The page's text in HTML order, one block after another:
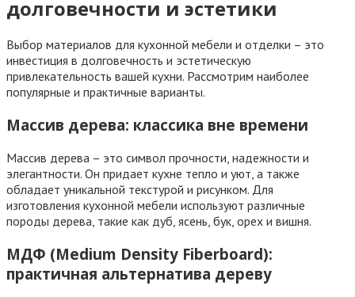
долговечности и эстетики
Выбор материалов для кухонной мебели и отделки – это
инвестиция в долговечность и эстетическую
привлекательность вашей кухни. Рассмотрим наиболее
популярные и практичные варианты.
Массив дерева: классика вне времени
Массив дерева – это символ прочности, надежности и
элегантности. Он придает кухне тепло и уют, а также
обладает уникальной текстурой и рисунком. Для
изготовления кухонной мебели используют различные
породы дерева, такие как дуб, ясень, бук, орех и вишня.
МДФ (Medium Density Fiberboard):
практичная альтернатива дереву